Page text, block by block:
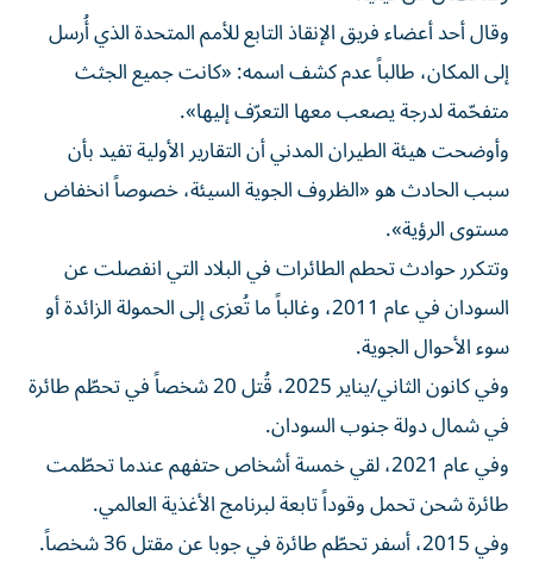
وقال أحد أعضاء فريق الإنقاذ التابع للأمم المتحدة الذي أُرسل
إلى المكان، طالباً عدم كشف اسمه: «كانت جميع الجثث
متفحّمة لدرجة يصعب معها التعرّف إليها».
وأوضحت هيئة الطيران المدني أن التقارير الأولية تفيد بأن
سبب الحادث هو «الظروف الجوية السيئة، خصوصاً انخفاض
مستوى الرؤية».
وتتكرر حوادث تحطم الطائرات في البلاد التي انفصلت عن
السودان في عام 2011، وغالباً ما تُعزى إلى الحمولة الزائدة أو
سوء الأحوال الجوية.
وفي كانون الثاني/يناير 2025، قُتل 20 شخصاً في تحطّم طائرة
في شمال دولة جنوب السودان.
وفي عام 2021، لقي خمسة أشخاص حتفهم عندما تحطّمت
طائرة شحن تحمل وقوداً تابعة لبرنامج الأغذية العالمي.
وفي 2015، أسفر تحطّم طائرة في جوبا عن مقتل 36 شخصاً.